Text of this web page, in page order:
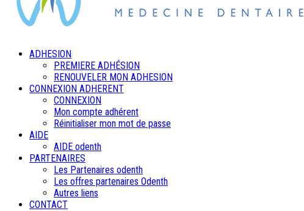
ADHESION
PREMIERE ADHÉSION
RENOUVELER MON ADHESION
CONNEXION ADHERENT
CONNEXION
Mon compte adhérent
Réinitialiser mon mot de passe
AIDE
AIDE odenth
PARTENAIRES
Les Partenaires odenth
Les offres partenaires Odenth
Autres liens
CONTACT